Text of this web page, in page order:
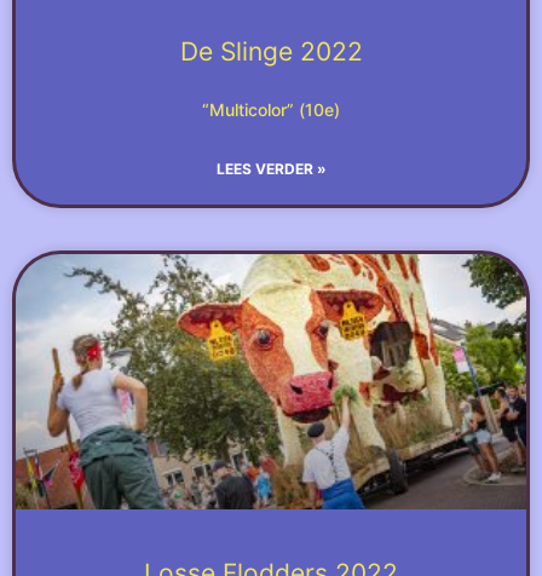
De Slinge 2022
“Multicolor” (10e)
LEES VERDER »